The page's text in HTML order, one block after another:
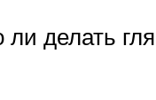
делать